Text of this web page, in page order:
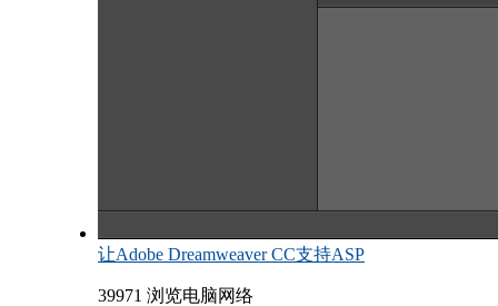
让Adobe Dreamweaver CC支持ASP
39971 浏览电脑网络